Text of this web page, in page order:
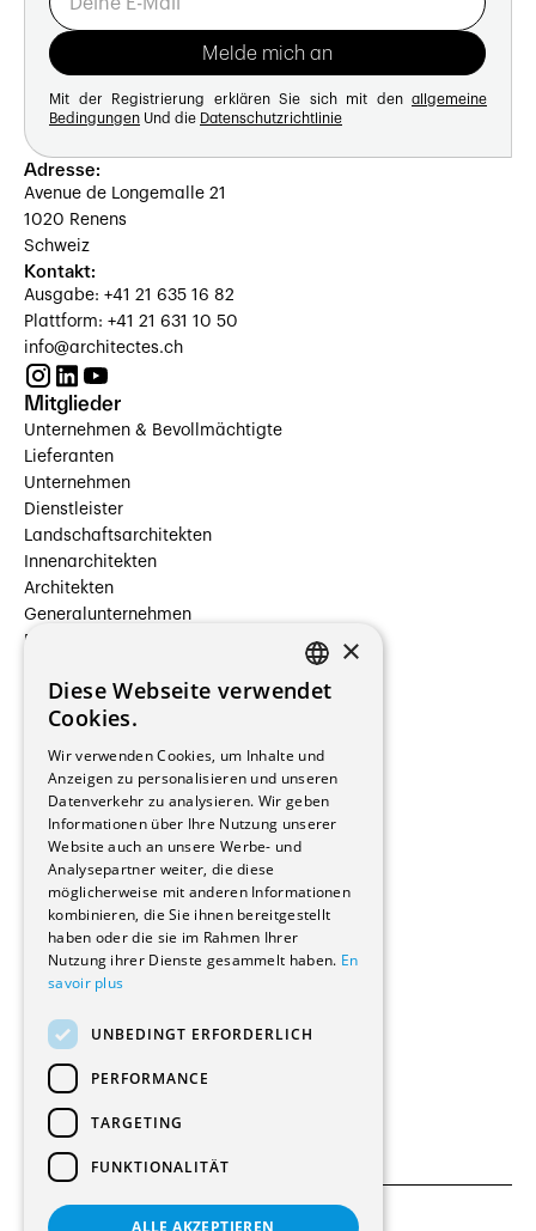
Mit der Registrierung erklären Sie sich mit den allgemeine
Bedingungen Und die Datenschutzrichtlinie
Adresse:
Avenue de Longemalle 21
1020 Renens
Schweiz
Kontakt:
Ausgabe: +41 21 635 16 82
Plattform: +41 21 631 10 50
info@architectes.ch
Mitglieder
Unternehmen & Bevollmächtigte
Lieferanten
Unternehmen
Dienstleister
Landschaftsarchitekten
Innenarchitekten
Architekten
Generalunternehmen
Beauftragte Unternehmen
Hersteller/Lieferanten
Bauherrschaften
Immobilienverwaltungsgesellschaften
Stockwerkeigentum
Reportagen
Wohnungen
Renovierungen
Innere Umbauten
Gastgewerbe und Tourismus
Verwaltungsgebäude und Geschäfte
Schuleinrichtungen
Medizinische Einrichtungen
Kultur - Sport - Freizeit
Industrie - Handwerk
Transport und Parkplätze
Diverse Bauten
FRENCH
×
Diese Webseite verwendet
Cookies.
Wir verwenden Cookies, um Inhalte und
Anzeigen zu personalisieren und unseren
Datenverkehr zu analysieren. Wir geben
Informationen über Ihre Nutzung unserer
Website auch an unsere Werbe- und
Analysepartner weiter, die diese
möglicherweise mit anderen Informationen
kombinieren, die Sie ihnen bereitgestellt
haben oder die sie im Rahmen Ihrer
Nutzung ihrer Dienste gesammelt haben. En
savoir plus
UNBEDINGT ERFORDERLICH
PERFORMANCE
TARGETING
FUNKTIONALITÄT
ALLE AKZEPTIEREN